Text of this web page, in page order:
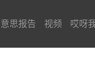
思报告 视频 哎呀